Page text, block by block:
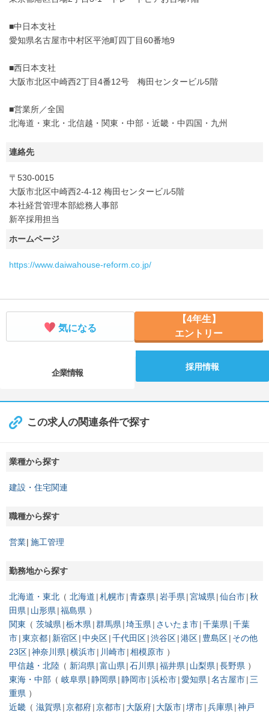
■中日本支社
愛知県名古屋市中村区平池町四丁目60番地9
■西日本支社
大阪市北区中崎西2丁目4番12号 梅田センタービル5階
■営業所／全国
北海道・東北・北信越・関東・中部・近畿・中四国・九州
連絡先
〒530-0015
大阪市北区中崎西2-4-12 梅田センタービル5階
本社経営管理本部総務人事部
新卒採用担当
ホームページ
https://www.daiwahouse-reform.co.jp/
気になる
【4年生】
エントリー
企業情報
採用情報
この求人の関連条件で探す
業種から探す
建設・住宅関連
職種から探す
営業 施工管理
勤務地から探す
北海道・東北 北海道 札幌市 青森県 岩手県 宮城県 仙台市 秋
田県
山形県 福島県
関東
茨城県 栃木県 群馬県 埼玉県 さいたま市 千葉県 千葉
市 東京都 新宿区 中央区 千代田区 渋谷区 港区 豊島区 その他
23区 神奈川県 横浜市 川崎市 相模原市
甲信越・北陸
新潟県 富山県 石川県 福井県 山梨県 長野県
東海・中部
岐阜県 静岡県 静岡市 浜松市 愛知県 名古屋市 三
重県
近畿
滋賀県 京都府 京都市 大阪府 大阪市 堺市 兵庫県 神戸